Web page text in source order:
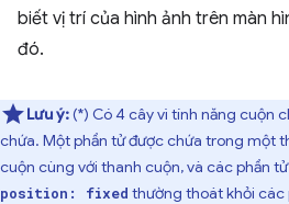
biết vị trí của hình ảnh trên màn
đó.
Lưu ý:(*) Có 4 cây vì tính năng cuộn
chứa. Một phần tử được chứa trong một
cuộn cùng với thanh cuộn, và các phần tử
position: fixed thường thoát khỏi các